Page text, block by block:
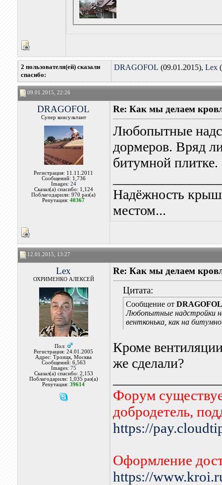
2 пользователя(ей) сказали
cпасибо:
DRAGOFOL (09.01.2015), Lex
09.01.2015, 22:26
DRAGOFOL
Супер консультант
Регистрация: 11.11.2011
Сообщений: 1,736
Images: 24
Сказал(а) спасибо: 1,124
Поблагодарили: 970 раз(а)
Репутация:40367
Re: Как мы делаем
Любопытные
дормеров. Вряд
битумной плитке.
Надёжность
местом...
12.01.2015, 13:27
Lex
ОХРИМЕНКО АЛЕКСЕЙ
Пол:
Регистрация: 24.01.2005
Адрес: Троицк, Москва
Сообщений: 6,563
Images: 75
Сказал(а) спасибо: 2,153
Поблагодарили: 1,035 раз(а)
Репутация:39614
Re: Как мы делаем
Цитата:
Сообщение от DRAGOFOL
Любопытные надстройки
вентконька, как на
Кроме
же сделали?
Форум
добродетель,
https://
Оформление
https://